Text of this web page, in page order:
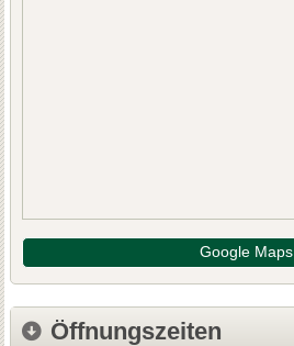
Google Maps
Öffnungszeiten